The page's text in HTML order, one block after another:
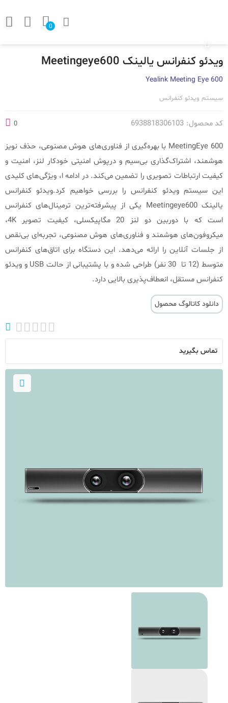
0
ویدئو کنفرانس یالینک Meetingeye600
Yealink Meeting Eye 600
سیستم ویدئو کنفرانس
0 کد محصول: 6938818306103
MeetingEye 600 با بهره‌گیری از فناوری‌های هوش مصنوعی، حذف نویز
هوشمند، اشتراک‌گذاری بی‌سیم و درپوش امنیتی خودکار لنز، امنیت و
کیفیت ارتباطات تصویری را تضمین می‌کند. در ادامه ا، ویژگی‌های کلیدی
این سیستم ویدئو کنفرانس را بررسی خواهیم کرد.ویدئو کنفرانس
یالینک Meetingeye600 یکی از پیشرفته‌ترین ترمینال‌های کنفرانس
است که با دوربین دو لنز 20 مگاپیکسلی، کیفیت تصویر 4K،
میکروفون‌های هوشمند و فناوری‌های هوش مصنوعی، تجربه‌ای بی‌نقص
از جلسات آنلاین را ارائه می‌دهد. این دستگاه برای اتاق‌های کنفرانس
متوسط (12 تا 30 نفر) طراحی شده و با پشتیبانی از حالت USB و ویدئو
کنفرانس مستقل، انعطاف‌پذیری بالایی دارد.
دانلود کاتالوگ محصول
تماس بگیرید